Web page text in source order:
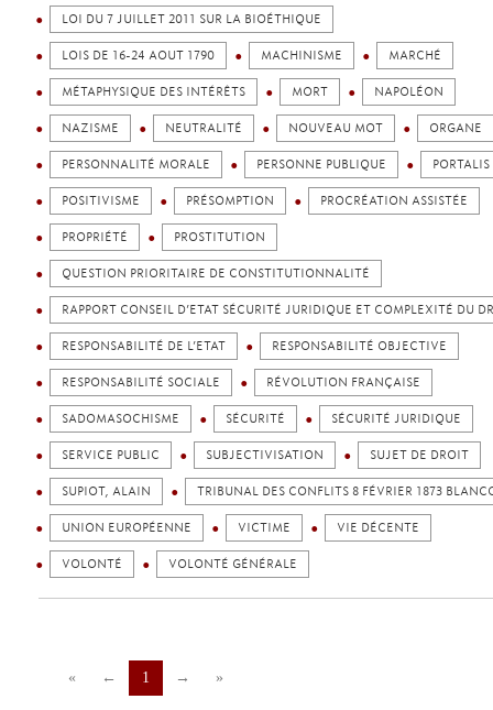
LOI DU 7 JUILLET 2011 SUR LA BIOÉTHIQUE
LOIS DE 16-24 AOUT 1790 MACHINISME MARCHÉ
MÉTAPHYSIQUE DES INTÉRÊTS MORT NAPOLÉON
NAZISME NEUTRALITÉ NOUVEAU MOT ORGANE
PERSONNALITÉ MORALE PERSONNE PUBLIQUE PORTALIS
POSITIVISME PRÉSOMPTION PROCRÉATION ASSISTÉE
PROPRIÉTÉ PROSTITUTION
QUESTION PRIORITAIRE DE CONSTITUTIONNALITÉ
RAPPORT CONSEIL D’ETAT SÉCURITÉ JURIDIQUE ET COMPLEXITÉ DU
RESPONSABILITÉ DE L’ETAT RESPONSABILITÉ OBJECTIVE
RESPONSABILITÉ SOCIALE RÉVOLUTION FRANÇAISE
SADOMASOCHISME SÉCURITÉ SÉCURITÉ JURIDIQUE
SERVICE PUBLIC SUBJECTIVISATION SUJET DE DROIT
SUPIOT, ALAIN TRIBUNAL DES CONFLITS 8 FÉVRIER 1873
UNION EUROPÉENNE VICTIME VIE DÉCENTE
VOLONTÉ VOLONTÉ GÉNÉRALE
« ← 1 → »